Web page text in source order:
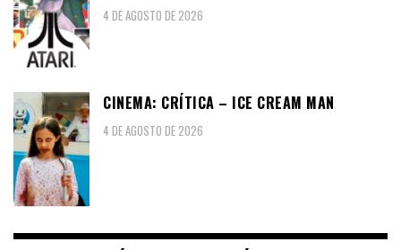
4 DE AGOSTO DE 2026
CINEMA: CRÍTICA – ICE CREAM MAN
4 DE AGOSTO DE 2026